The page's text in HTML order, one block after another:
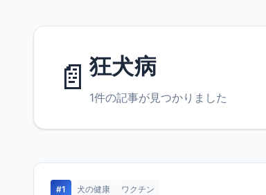
📄 狂犬病
1件の記事が見つかりました
#1 犬の健康 ワクチン